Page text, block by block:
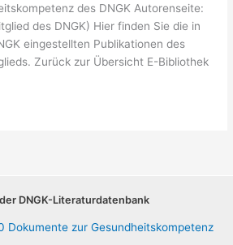
des DNGK Autorenseite:
des DNGK) Hier finden Sie die in
eingestellten Publikationen des
Zurück zur Übersicht E-Bibliothek
DNGK-Literaturdatenbank
Dokumente zur Gesundheitskompetenz